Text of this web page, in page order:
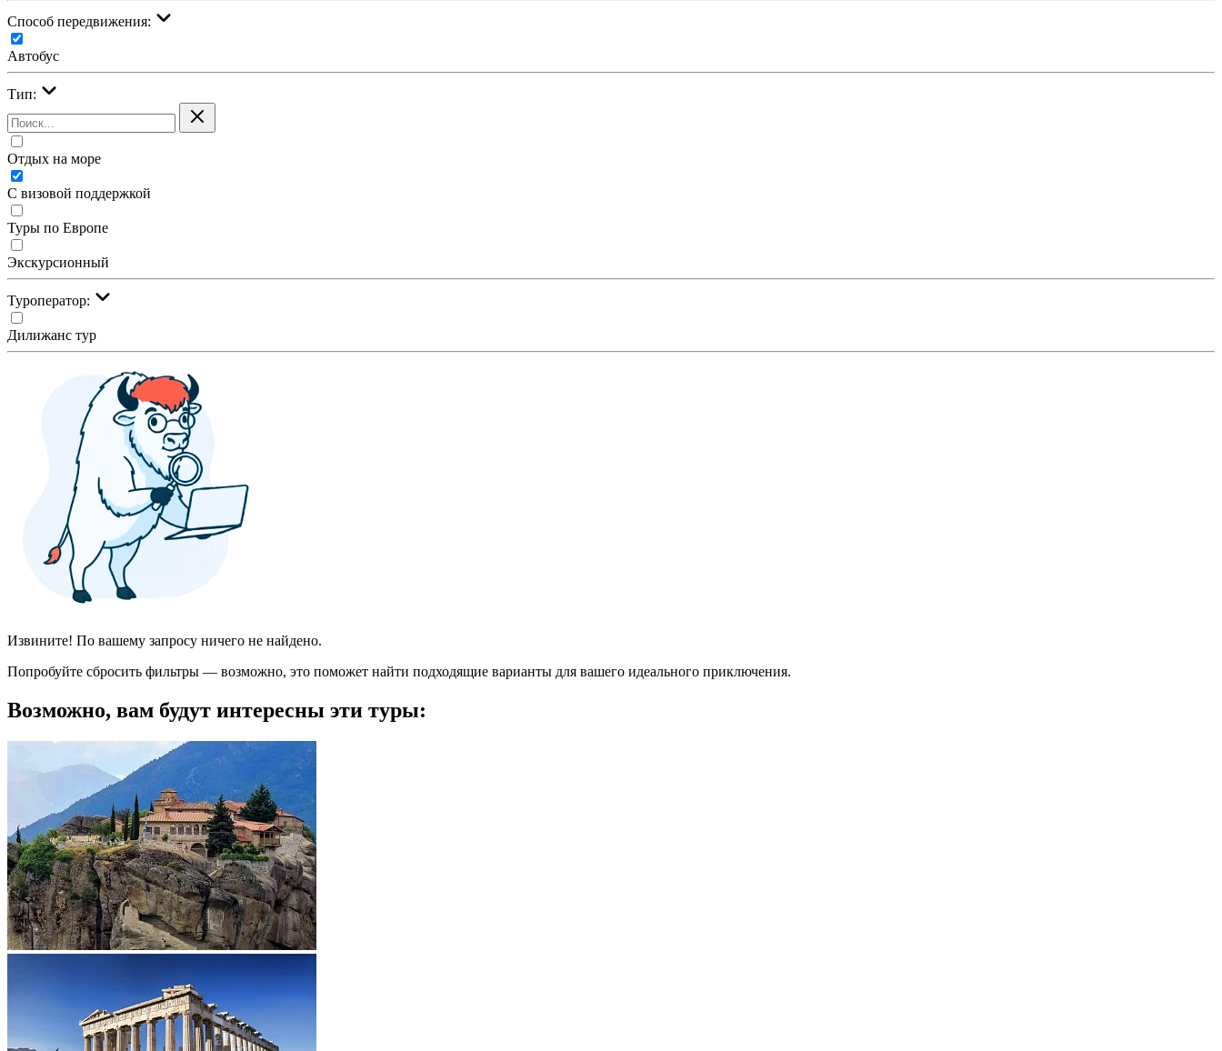
Cпособ передвижения:
Автобус
Тип:
Отдых на море
С визовой поддержкой
Туры по Европе
Экскурсионный
Туроператор:
Дилижанс тур
Извините! По вашему запросу ничего не найдено.
Попробуйте сбросить фильтры — возможно, это поможет найти подходящие варианты для вашего идеального приключения.
Возможно, вам будут интересны эти туры: